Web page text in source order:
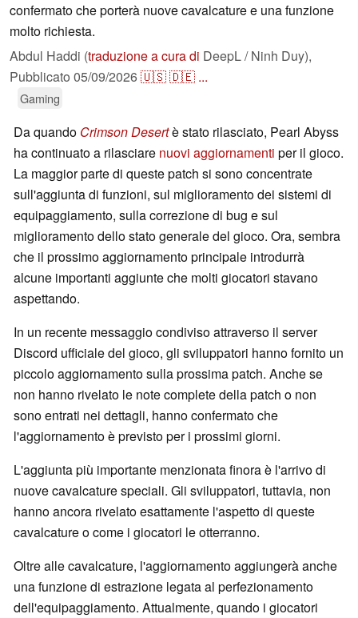
confermato che porterà nuove cavalcature e una funzione
molto richiesta.
Abdul Haddi (traduzione a cura di DeepL / Ninh Duy),
Pubblicato 05/09/2026🇺🇸🇩🇪 ...
Gaming
Da quando Crimson Desertè stato rilasciato, Pearl Abyss
ha continuato a rilasciare nuovi aggiornamenti per il gioco.
La maggior parte di queste patch si sono concentrate
sull'aggiunta di funzioni, sul miglioramento dei sistemi di
equipaggiamento, sulla correzione di bug e sul
miglioramento dello stato generale del gioco. Ora, sembra
che il prossimo aggiornamento principale introdurrà
alcune importanti aggiunte che molti giocatori stavano
aspettando.
In un recente messaggio condiviso attraverso il server
Discord ufficiale del gioco, gli sviluppatori hanno fornito un
piccolo aggiornamento sulla prossima patch. Anche se
non hanno rivelato le note complete della patch o non
sono entrati nei dettagli, hanno confermato che
l'aggiornamento è previsto per i prossimi giorni.
L'aggiunta più importante menzionata finora è l'arrivo di
nuove cavalcature speciali. Gli sviluppatori, tuttavia, non
hanno ancora rivelato esattamente l'aspetto di queste
cavalcature o come i giocatori le otterranno.
Oltre alle cavalcature, l'aggiornamento aggiungerà anche
una funzione di estrazione legata al perfezionamento
dell'equipaggiamento. Attualmente, quando i giocatori